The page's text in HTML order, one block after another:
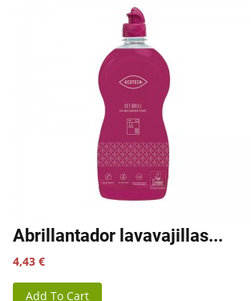
Abrillantador lavavajillas...
Precio
4,43 €
Add To Cart